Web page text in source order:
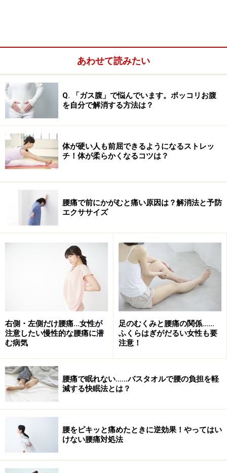
という類の言葉。心当たりはありませんか？ 夕方や夜、
帰宅時に気になる、こういった足やふくらはぎのむく
み、だるさ、パンパンに張った感覚というのは、どのよ
うな状態なのでしょうか？
私たちの体内では、血管の内外で水分の移動が行われ、
正常な状態ではその水分量は一定に保たれるような仕組
みになっています。細胞への栄養や酸素は、体に張り巡
らされた毛細血管を通り運ばれ、不要になった老廃物は
リンパで吸収されます。しかし何かの原因により、水分
移動がうまくいかなくなり血管外の皮下組織に水分が溜
るのです。
足のむくみの原因が、腎臓・心臓・甲状腺
の病気のことも
ふくらはぎを指で押すと戻らない、靴下の跡がなかなか
あわせて読みたい
Q. 「ガス腹」で悩んでいます。ポッコリお腹
を自分で解消する方法は？
体が硬い人も前屈できるようになるストレッ
チ！体が柔らかくなるコツは？
腰痛で前にかがむと痛い原因は？解消法と予防
エクササイズ
右側・左側だけ腰痛…女性が
注意したい慢性的な腰痛に潜
む病気
足のむくみと腰痛の関係……
ふくらはぎがだるい女性も要
注意！
腰痛で眠れない……バスタオルで腰の負担を軽
減する快眠法とは？
腰をピキッと痛めたときに逆効果！やってはい
けない腰痛対処法